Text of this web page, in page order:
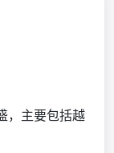
，主要包括越